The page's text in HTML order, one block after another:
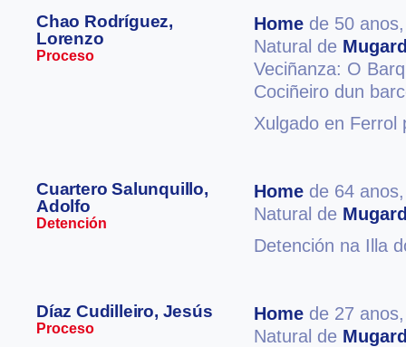
Chao Rodríguez,
Lorenzo
Proceso
Home de 50
Natural de
Veciñanza: O
Cociñeiro dun
Xulgado en Ferrol
Cuartero Salunquillo,
Adolfo
Detención
Home de 64
Natural de
Detención na Illa
Díaz Cudilleiro, Jesús
Proceso
Home de 27
Natural de